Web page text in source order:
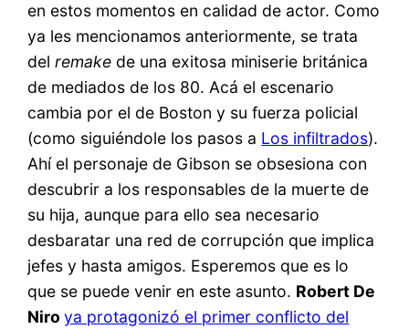
en estos momentos en calidad de actor. Como
ya les mencionamos anteriormente, se trata
delremake de una exitosa miniserie británica
de mediados de los 80. Acá el escenario
cambia por el de Boston y su fuerza policial
(como siguiéndole los pasos a Los infiltrados).
Ahí el personaje de Gibson se obsesiona con
descubrir a los responsables de la muerte de
su hija, aunque para ello sea necesario
desbaratar una red de corrupción que implica
jefes y hasta amigos. Esperemos que es lo
que se puede venir en este asunto. Robert De
Niroya protagonizó el primer conflicto del